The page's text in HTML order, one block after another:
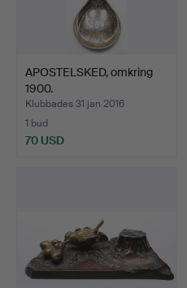
APOSTELSKED, omkring
1900.
Klubbades 31 jan 2016
1 bud
70 USD